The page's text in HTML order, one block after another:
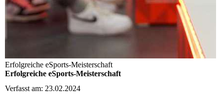
Erfolgreiche eSports-Meisterschaft
Erfolgreiche eSports-Meisterschaft
Verfasst am: 23.02.2024